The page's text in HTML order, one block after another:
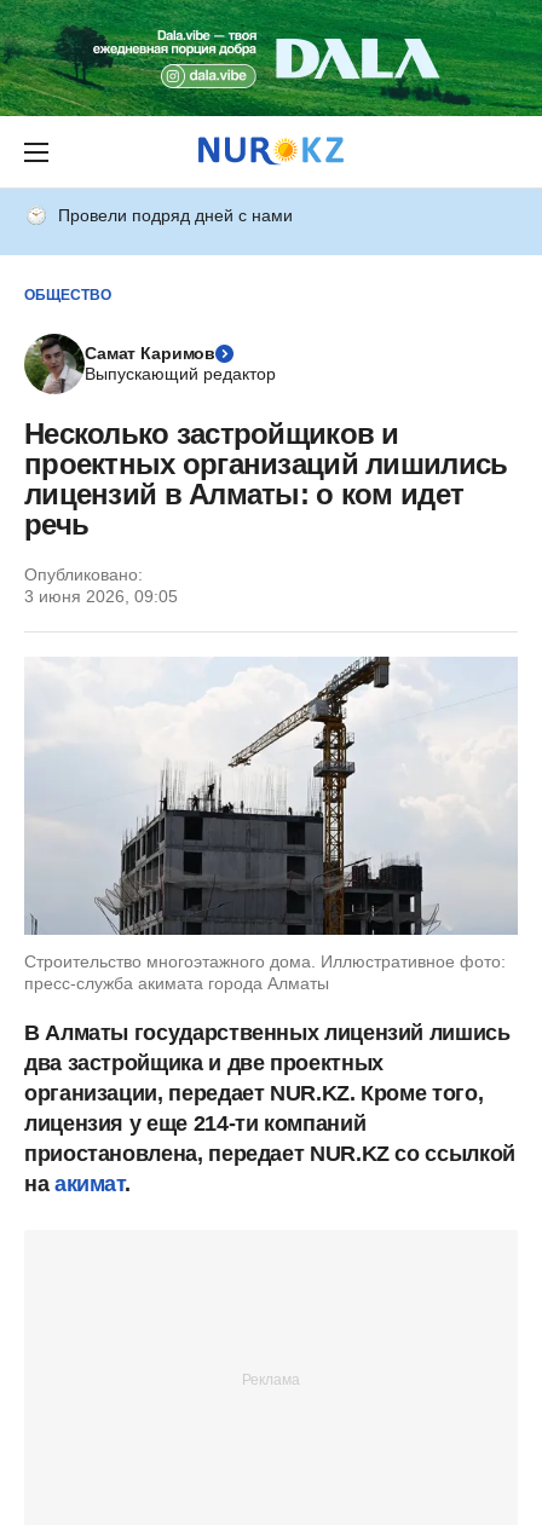
Провели подряд дней с нами
ОБЩЕСТВО
Самат Каримов
Выпускающий редактор
Несколько застройщиков и
проектных организаций лишились
лицензий в Алматы: о ком идет
речь
Опубликовано:
3 июня 2026, 09:05
Строительство многоэтажного дома. Иллюстративное фото:
пресс-служба акимата города Алматы
В Алматы государственных лицензий лишись
два застройщика и две проектных
организации, передает NUR.KZ. Кроме того,
лицензия у еще 214-ти компаний
приостановлена, передает NUR.KZ со ссылкой
на акимат.